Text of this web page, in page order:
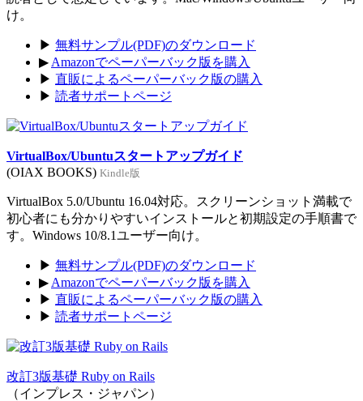
け。
▶ 無料サンプル(PDF)のダウンロード
▶ Amazonでペーパーバック版を購入
▶ 直販によるペーパーバック版の購入
▶ 読者サポートページ
VirtualBox/Ubuntuスタートアップガイド
(OIAX BOOKS) Kindle版
VirtualBox 5.0/Ubuntu 16.04対応。スクリーンショット満載で
初心者にも分かりやすいインストールと初期設定の手順書で
す。Windows 10/8.1ユーザー向け。
▶ 無料サンプル(PDF)のダウンロード
▶ Amazonでペーパーバック版を購入
▶ 直販によるペーパーバック版の購入
▶ 読者サポートページ
改訂3版基礎 Ruby on Rails
（インプレス・ジャパン）